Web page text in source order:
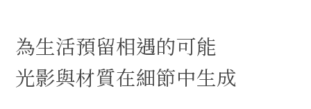
為生活預留相遇的可能
光影與材質在細節中生成